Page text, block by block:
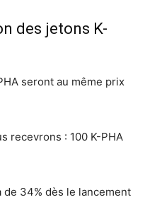
des jetons K-
seront au même prix
recevrons : 100 K-PHA
de 34% dès le lancement